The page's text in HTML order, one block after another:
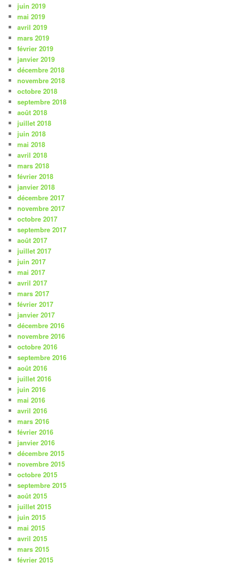
juin 2019
mai 2019
avril 2019
mars 2019
février 2019
janvier 2019
décembre 2018
novembre 2018
octobre 2018
septembre 2018
août 2018
juillet 2018
juin 2018
mai 2018
avril 2018
mars 2018
février 2018
janvier 2018
décembre 2017
novembre 2017
octobre 2017
septembre 2017
août 2017
juillet 2017
juin 2017
mai 2017
avril 2017
mars 2017
février 2017
janvier 2017
décembre 2016
novembre 2016
octobre 2016
septembre 2016
août 2016
juillet 2016
juin 2016
mai 2016
avril 2016
mars 2016
février 2016
janvier 2016
décembre 2015
novembre 2015
octobre 2015
septembre 2015
août 2015
juillet 2015
juin 2015
mai 2015
avril 2015
mars 2015
février 2015